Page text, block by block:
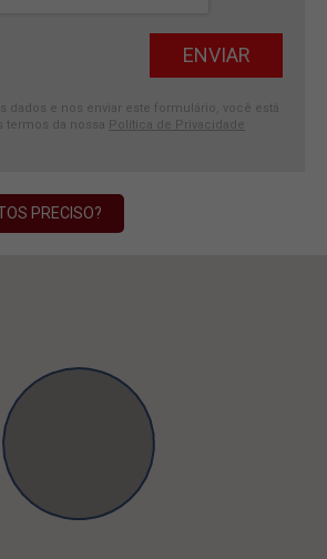
dados e nos enviar este formulário, você está
termos da nossa Política de Privacidade
PRECISO?